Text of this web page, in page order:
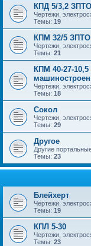
КПД 5/3,2
Чертежи,
Темы: 19
КПМ 32/5
Чертежи,
Темы: 21
КПМ 40-27-
Чертежи,
Темы: 18
Сокол
Чертежи,
Темы: 29
Другое
Другие
Темы: 23
Блейхерт
Чертежи,
Темы: 19
КПЛ 5-30
Чертежи,
Темы: 23